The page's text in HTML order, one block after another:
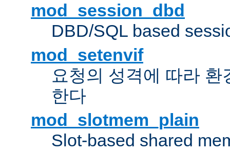
mod_session_dbd
DBD/SQL based
mod_setenvif
요청의 성격에 따라
한다
mod_slotmem_plain
Slot-based shared